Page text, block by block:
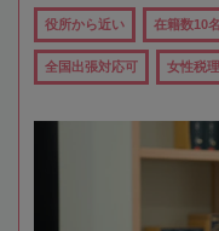
役所から近い 在籍数10
全国出張対応可 女性税